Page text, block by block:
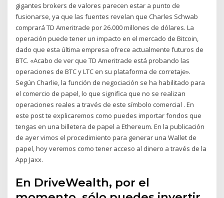
gigantes brokers de valores parecen estar a punto de
fusionarse, ya que las fuentes revelan que Charles Schwab
comprará TD Ameritrade por 26.000 millones de dólares. La
operación puede tener un impacto en el mercado de Bitcoin,
dado que esta última empresa ofrece actualmente futuros de
BTC. «Acabo de ver que TD Ameritrade está probando las
operaciones de BTC y LTC en su plataforma de corretaje».
Según Charlie, la función de negociación se ha habilitado para
el comercio de papel, lo que significa que no se realizan
operaciones reales a través de este símbolo comercial . En
este post te explicaremos como puedes importar fondos que
tengas en una billetera de papel a Ethereum. En la publicación
de ayer vimos el procedimiento para generar una Wallet de
papel, hoy veremos como tener acceso al dinero a través de la
App Jaxx.
En DriveWealth, por el